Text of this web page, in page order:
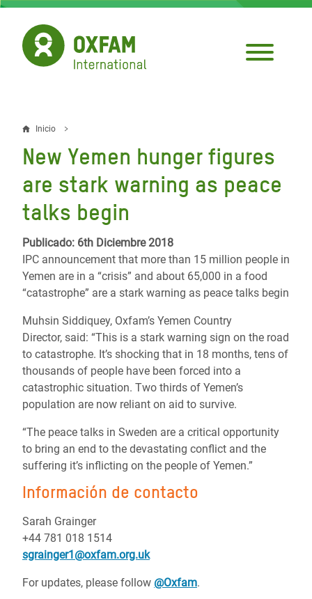
Pasar
contenido
principal
Sobrescribir
enlaces
de
ayuda
a
la
navegación
Inicio
New Yemen hunger figures
are stark warning as peace
talks begin
Publicado: 6th Diciembre 2018
IPC announcement that more than 15 million people in
Yemen are in a “crisis” and about 65,000 in a food
“catastrophe” are a stark warning as peace talks begin
Muhsin Siddiquey, Oxfam’s Yemen Country
Director, said: “This is a stark warning sign on the road
to catastrophe. It’s shocking that in 18 months, tens of
thousands of people have been forced into a
catastrophic situation. Two thirds of Yemen’s
population are now reliant on aid to survive.
“The peace talks in Sweden are a critical opportunity
to bring an end to the devastating conflict and the
suffering it’s inflicting on the people of Yemen.”
Información de contacto
Sarah Grainger
+44 781 018 1514
sgrainger1@oxfam.org.uk
For updates, please follow @Oxfam.